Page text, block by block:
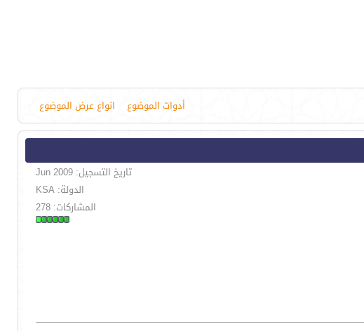
أدوات الموضوع انواع عرض الموضوع
تاريخ التسجيل: Jun 2009
الدولة: KSA
المشاركات: 278